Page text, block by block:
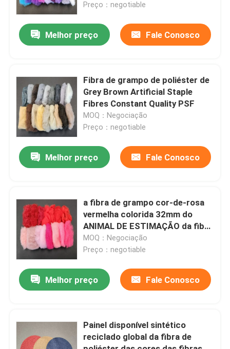
Produtos
Quem Somos
Fábrica
Fale Conosco
Pedir um orçamento
Fibra de grampo viscosa
Fibra descontínua de polipropileno
Preço：negotiable
Melhor preço Fale Conosco
Fibra de grampo de poliéster de
Grey Brown Artificial Staple
Fibres Constant Quality PSF
MOQ：Negociação
Preço：negotiable
Melhor preço Fale Conosco
a fibra de grampo cor-de-rosa
vermelha colorida 32mm do
ANIMAL DE ESTIMAÇÃO da fibra
de poliéster reciclou
MOQ：Negociação
Preço：negotiable
Melhor preço Fale Conosco
Painel disponível sintético
reciclado global da fibra de